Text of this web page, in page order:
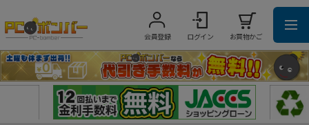
会員登録 ログイン お買物かご